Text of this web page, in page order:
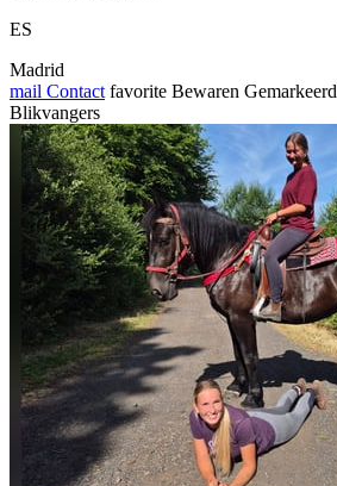
ES
Madrid
mail Contact favorite Bewaren Gemarkeerd
Blikvangers